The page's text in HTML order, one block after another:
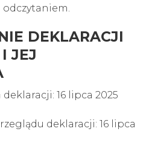
DEKLARACJI
JEJ
deklaracji: 16 lipca 2025
deklaracji: 16 lipca